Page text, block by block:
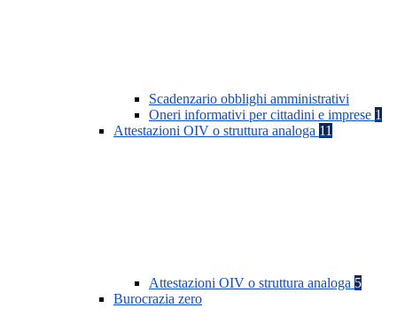
Scadenzario obblighi amministrativi
Oneri informativi per cittadini e imprese 1
Attestazioni OIV o struttura analoga 11
Attestazioni OIV o struttura analoga 5
Burocrazia zero